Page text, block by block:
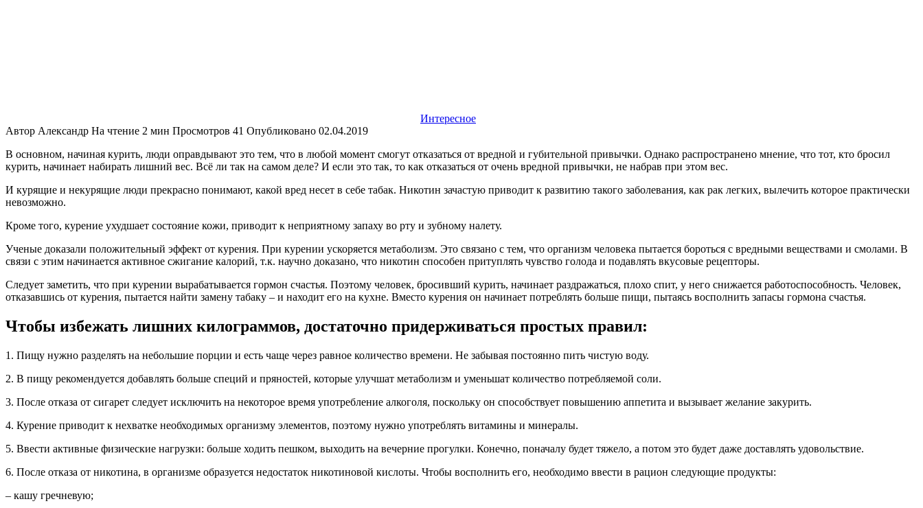
Интересное
Автор Александр На чтение 2 мин Просмотров 41 Опубликовано 02.04.2019
В основном, начиная курить, люди оправдывают это тем, что в любой момент смогут отказаться от вредной и губительной привычки. Однако распространено мнение, что тот, кто бросил
курить, начинает набирать лишний вес. Всё ли так на самом деле? И если это так, то как отказаться от очень вредной привычки, не набрав при этом вес.
И курящие и некурящие люди прекрасно понимают, какой вред несет в себе табак. Никотин зачастую приводит к развитию такого заболевания, как рак легких, вылечить которое практически
невозможно.
Кроме того, курение ухудшает состояние кожи, приводит к неприятному запаху во рту и зубному налету.
Ученые доказали положительный эффект от курения. При курении ускоряется метаболизм. Это связано с тем, что организм человека пытается бороться с вредными веществами и смолами. В
связи с этим начинается активное сжигание калорий, т.к. научно доказано, что никотин способен притуплять чувство голода и подавлять вкусовые рецепторы.
Следует заметить, что при курении вырабатывается гормон счастья. Поэтому человек, бросивший курить, начинает раздражаться, плохо спит, у него снижается работоспособность. Человек,
отказавшись от курения, пытается найти замену табаку – и находит его на кухне. Вместо курения он начинает потреблять больше пищи, пытаясь восполнить запасы гормона счастья.
Чтобы избежать лишних килограммов, достаточно придерживаться простых правил:
1. Пищу нужно разделять на небольшие порции и есть чаще через равное количество времени. Не забывая постоянно пить чистую воду.
2. В пищу рекомендуется добавлять больше специй и пряностей, которые улучшат метаболизм и уменьшат количество потребляемой соли.
3. После отказа от сигарет следует исключить на некоторое время употребление алкоголя, поскольку он способствует повышению аппетита и вызывает желание закурить.
4. Курение приводит к нехватке необходимых организму элементов, поэтому нужно употреблять витамины и минералы.
5. Ввести активные физические нагрузки: больше ходить пешком, выходить на вечерние прогулки. Конечно, поначалу будет тяжело, а потом это будет даже доставлять удовольствие.
6. После отказа от никотина, в организме образуется недостаток никотиновой кислоты. Чтобы восполнить его, необходимо ввести в рацион следующие продукты:
– кашу гречневую;